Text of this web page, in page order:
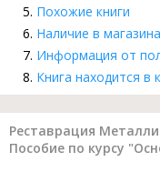
Похожие книги
Наличие в
Информация от
Книга находится в
Реставрация
Пособие по курсу